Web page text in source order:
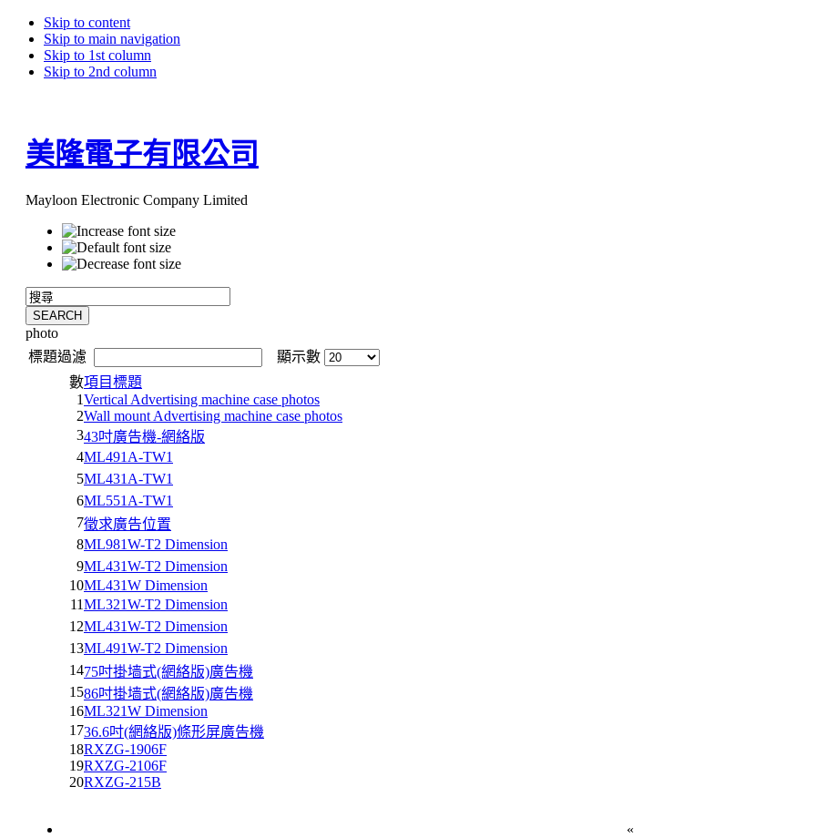
Skip to content
Skip to main navigation
Skip to 1st column
Skip to 2nd column
美隆電子有限公司
Mayloon Electronic Company Limited
photo
標題過濾
顯示數
數項目標題
1Vertical Advertising machine case photos
2Wall mount Advertising machine case photos
343吋廣告機-網絡版
4ML491A-TW1
5ML431A-TW1
6ML551A-TW1
7徵求廣告位置
8ML981W-T2 Dimension
9ML431W-T2 Dimension
10ML431W Dimension
11ML321W-T2 Dimension
12ML431W-T2 Dimension
13ML491W-T2 Dimension
1475吋掛墙式(網絡版)廣告機
1586吋掛墙式(網絡版)廣告機
16ML321W Dimension
1736.6吋(網絡版)條形屏廣告機
18RXZG-1906F
19RXZG-2106F
20RXZG-215B
«